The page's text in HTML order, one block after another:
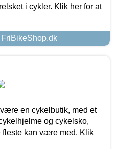
i cykler. Klik her for at
en cykelbutik, med et
og cykelsko,
kan være med. Klik